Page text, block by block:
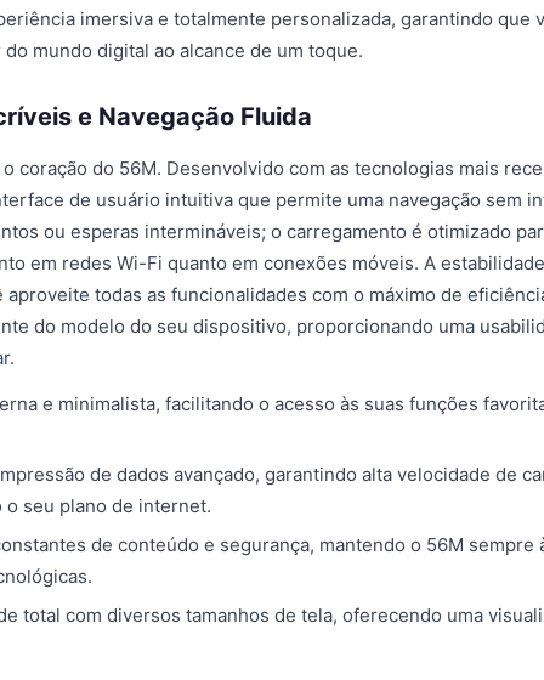
imersiva e totalmente personalizada, garantindo que
mundo digital ao alcance de um toque.
e Navegação Fluida
coração do 56M. Desenvolvido com as tecnologias mais
de usuário intuitiva que permite uma navegação sem
ou esperas intermináveis; o carregamento é otimizado
em redes Wi-Fi quanto em conexões móveis. A
aproveite todas as funcionalidades com o máximo de
do modelo do seu dispositivo, proporcionando uma
e minimalista, facilitando o acesso às suas funções
de dados avançado, garantindo alta velocidade de
seu plano de internet.
de conteúdo e segurança, mantendo o 56M sempre
total com diversos tamanhos de tela, oferecendo uma